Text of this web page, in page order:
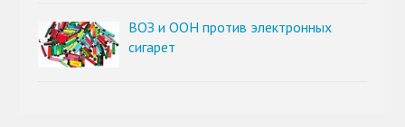
ВОЗ и ООН против электронных
сигарет